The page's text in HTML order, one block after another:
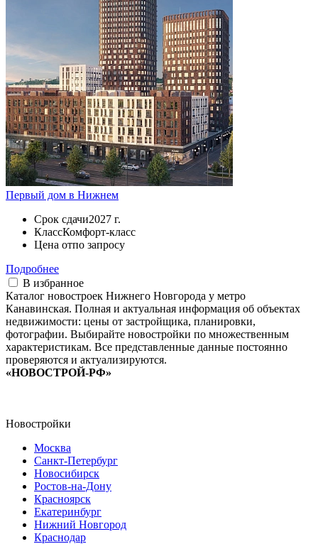
Первый дом в Нижнем
Срок сдачи2027 г.
КлассКомфорт-класс
Цена отпо запросу
Подробнее
В избранное
Каталог новостроек Нижнего Новгорода у метро
Канавинская. Полная и актуальная информация об объектах
недвижимости: цены от застройщика, планировки,
фотографии. Выбирайте новостройки по множественным
характеристикам. Все представленные данные постоянно
проверяются и актуализируются.
«НОВОСТРОЙ-РФ»
Новостройки
Москва
Санкт-Петербург
Новосибирск
Ростов-на-Дону
Красноярск
Екатеринбург
Нижний Новгород
Краснодар